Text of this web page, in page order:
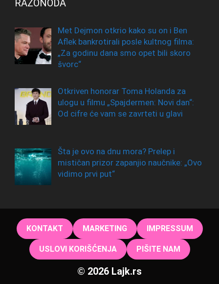
RAZONODA
Met Dejmon otkrio kako su on i Ben
Aflek bankrotirali posle kultnog filma:
„Za godinu dana smo opet bili skoro
švorc“
Otkriven honorar Toma Holanda za
ulogu u filmu „Spajdermen: Novi dan“:
Od cifre će vam se zavrteti u glavi
Šta je ovo na dnu mora? Prelep i
mističan prizor zapanjio naučnike: „Ovo
vidimo prvi put“
KONTAKT MARKETING IMPRESSUM
USLOVI KORIŠĆENJA PIŠITE NAM
© 2026 Lajk.rs